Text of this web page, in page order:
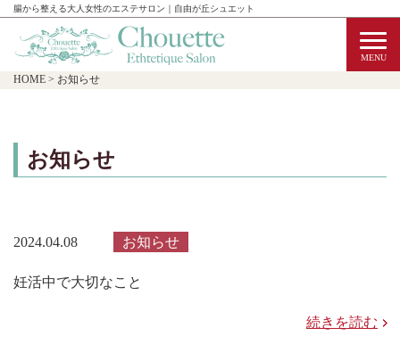
腸から整える大人女性のエステサロン｜自由が丘シュエット
HOME > お知らせ
お知らせ
2024.04.08 お知らせ
妊活中で大切なこと
続きを読む